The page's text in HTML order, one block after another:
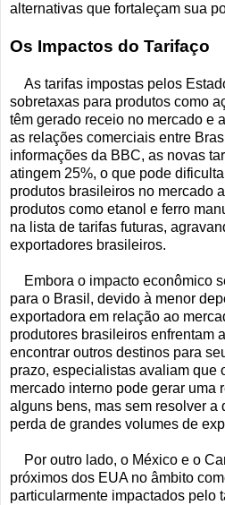
alternativas que fortaleçam sua
Os Impactos do Tarifaço
As tarifas impostas pelos
sobretaxas para produtos como
têm gerado receio no mercado e
as relações comerciais entre
informações da BBC, as novas
atingem 25%, o que pode
produtos brasileiros no mercado
produtos como etanol e ferro
na lista de tarifas futuras,
exportadores brasileiros.
Embora o impacto econômico
para o Brasil, devido à menor
exportadora em relação ao
produtores brasileiros enfrentam
encontrar outros destinos para
prazo, especialistas avaliam que
mercado interno pode gerar uma
alguns bens, mas sem resolver a
perda de grandes volumes de
Por outro lado, o México e o
próximos dos EUA no âmbito
particularmente impactados pelo